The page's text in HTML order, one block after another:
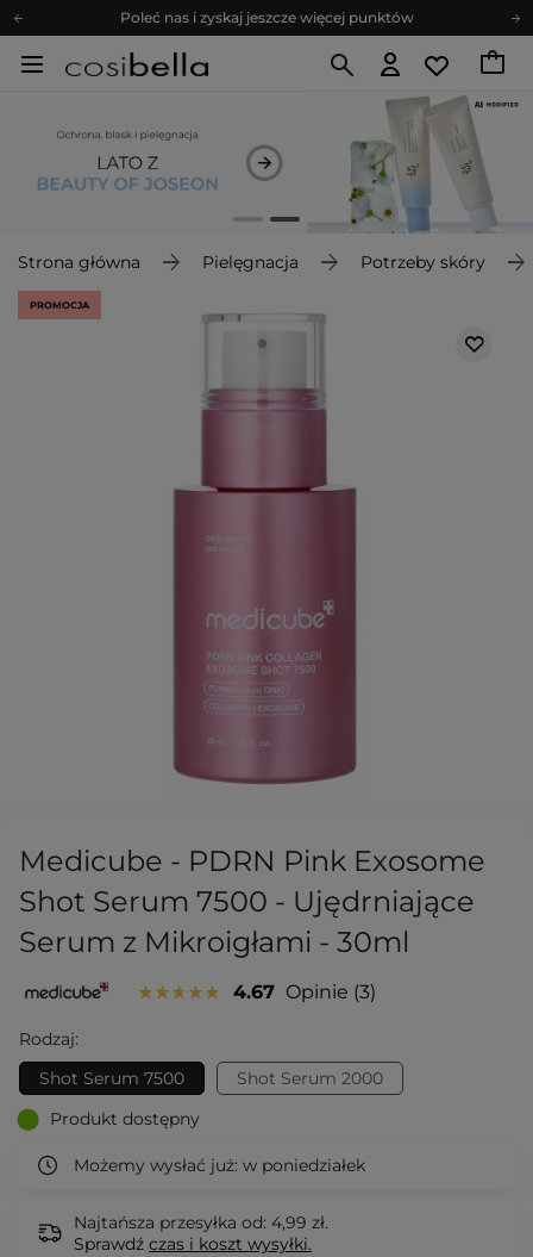
Poleć nas i zyskaj jeszcze więcej punktów
Zapisz się na newsletter pełen porad
Z nami to możliwe! Realizacja zamówienia do 24h.
Poleć nas i zyskaj jeszcze więcej punktów
Zapisz się na newsletter pełen porad
Strona główna Pielęgnacja Potrzeby skóry
PROMOCJA
Medicube - PDRN Pink Exosome
Shot Serum 7500 - Ujędrniające
Serum z Mikroigłami - 30ml
4.67 Opinie 3
Rodzaj:
Shot Serum 7500
Shot Serum 2000
Produkt dostępny
Możemy wysłać już: w poniedziałek
Najtańsza przesyłka od: 4,99 zł.
Sprawdź czas i koszt wysyłki.